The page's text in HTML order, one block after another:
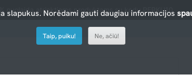
nuolaida atrinktiems produktams su kodu PERKU10
slapukus. Norėdami gauti daugiau informacijos
Taip, puiku! Ne, ačiū!